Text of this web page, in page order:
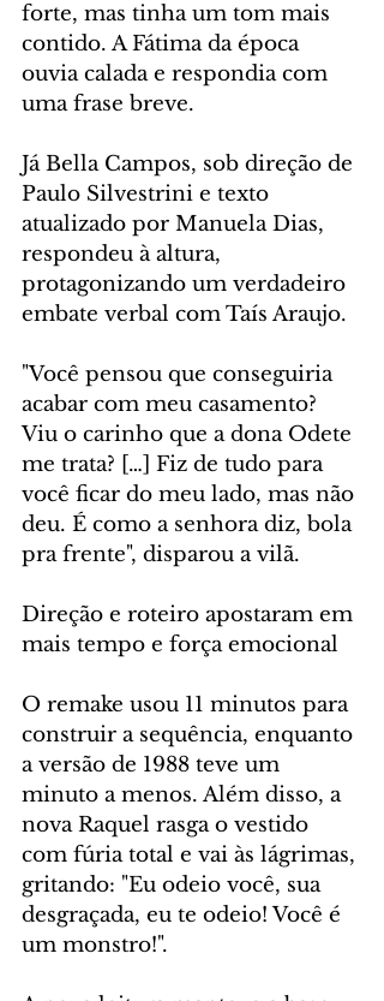
forte, mas tinha um tom mais
contido. A Fátima da época
ouvia calada e respondia com
uma frase breve.
Já Bella Campos, sob direção de
Paulo Silvestrini e texto
atualizado por Manuela Dias,
respondeu à altura,
protagonizando um verdadeiro
embate verbal com Taís Araujo.
"Você pensou que conseguiria
acabar com meu casamento?
Viu o carinho que a dona Odete
me trata? […] Fiz de tudo para
você ficar do meu lado, mas não
deu. É como a senhora diz, bola
pra frente", disparou a vilã.
Direção e roteiro apostaram em
mais tempo e força emocional
O remake usou 11 minutos para
construir a sequência, enquanto
a versão de 1988 teve um
minuto a menos. Além disso, a
nova Raquel rasga o vestido
com fúria total e vai às lágrimas,
gritando: "Eu odeio você, sua
desgraçada, eu te odeio! Você é
um monstro!".